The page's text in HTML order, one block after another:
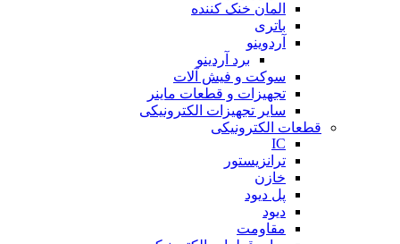
المان خنک کننده
باتری
آردوینو
برد آردینو
سوکت و فیش آلات
تجهیزات و قطعات ماینر
سایر تجهیزات الکترونیکی
قطعات الکترونیکی
IC
ترانزیستور
خازن
پل دیود
دیود
مقاومت